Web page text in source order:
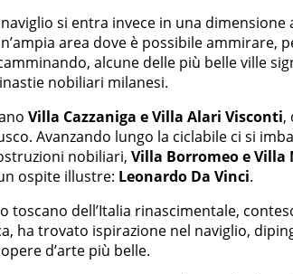
si entra invece in una dimensione
area dove è possibile ammirare,
alcune delle più belle ville
nobiliari milanesi.
Villa Cazzaniga e Villa Alari Visconti,
Avanzando lungo la ciclabile ci si
nobiliari, Villa Borromeo e Villa
ospite illustre: Leonardo Da Vinci.
toscano dell’Italia rinascimentale,
ha trovato ispirazione nel naviglio,
d’arte più belle.